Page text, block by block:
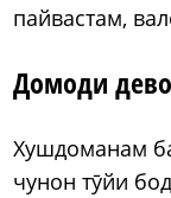
пайвастам,
Домоди
Хушдоманам
чунон тӯйи